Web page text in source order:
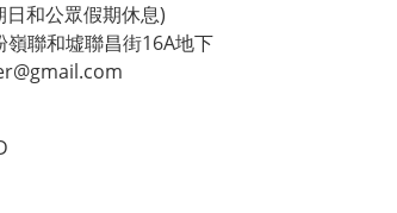
眾假期休息)
嶺聯和墟聯昌街16A地下